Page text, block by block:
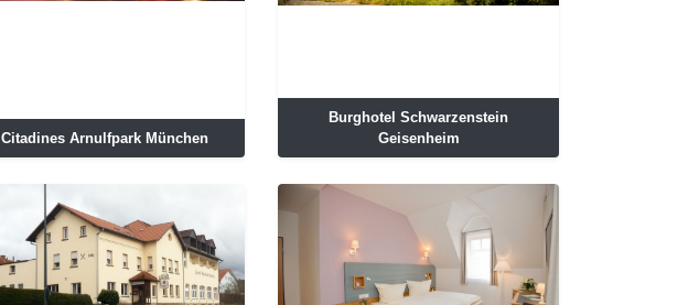
Citadines Arnulfpark München
Burghotel Schwarzenstein
Geisenheim